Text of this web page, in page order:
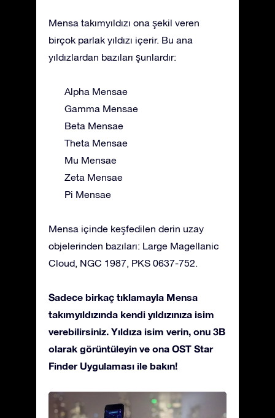
Mensa takımyıldızı ona şekil veren
birçok parlak yıldızı içerir. Bu ana
yıldızlardan bazıları şunlardır:
Alpha Mensae
Gamma Mensae
Beta Mensae
Theta Mensae
Mu Mensae
Zeta Mensae
Pi Mensae
Mensa içinde keşfedilen derin uzay
objelerinden bazıları: Large Magellanic
Cloud, NGC 1987, PKS 0637-752.
Sadece birkaç tıklamayla Mensa
takımyıldızında kendi yıldızınıza isim
verebilirsiniz. Yıldıza isim verin, onu 3B
olarak görüntüleyin ve ona OST Star
Finder Uygulaması ile bakın!